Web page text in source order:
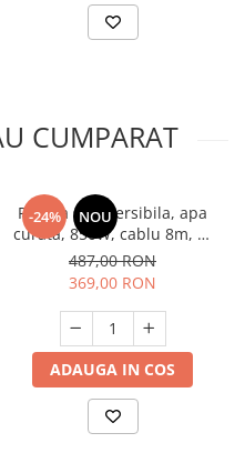
CUMPARAT
-24% NOU
Pompa submersibila, apa
curata, 850W, cablu 8m, 2"
toli, 10 m³/h, refulare 35m,
DDT QDX10-16-0.85
487,00 RON
369,00 RON
ADAUGA IN COS